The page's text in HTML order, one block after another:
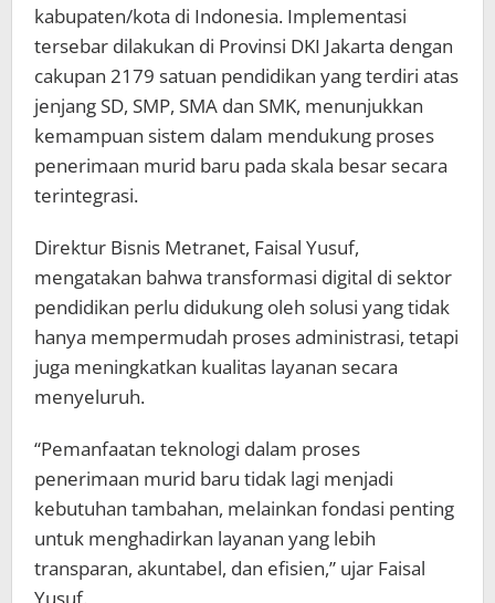
kabupaten/kota di Indonesia. Implementasi
tersebar dilakukan di Provinsi DKI Jakarta dengan
cakupan 2179 satuan pendidikan yang terdiri atas
jenjang SD, SMP, SMA dan SMK, menunjukkan
kemampuan sistem dalam mendukung proses
penerimaan murid baru pada skala besar secara
terintegrasi.
Direktur Bisnis Metranet, Faisal Yusuf,
mengatakan bahwa transformasi digital di sektor
pendidikan perlu didukung oleh solusi yang tidak
hanya mempermudah proses administrasi, tetapi
juga meningkatkan kualitas layanan secara
menyeluruh.
“Pemanfaatan teknologi dalam proses
penerimaan murid baru tidak lagi menjadi
kebutuhan tambahan, melainkan fondasi penting
untuk menghadirkan layanan yang lebih
transparan, akuntabel, dan efisien,” ujar Faisal
Yusuf.